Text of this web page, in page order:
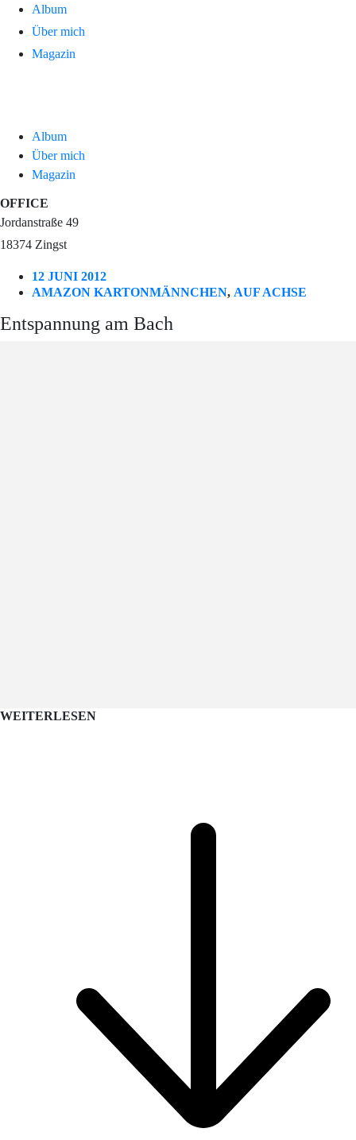
Album
Über mich
Magazin
Album
Über mich
Magazin
OFFICE
Jordanstraße 49
18374 Zingst
12 JUNI 2012
AMAZON KARTONMÄNNCHEN, AUF ACHSE
Entspannung am Bach
WEITERLESEN